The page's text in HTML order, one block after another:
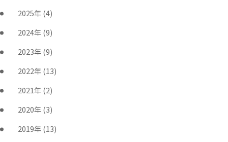
2025年(4)
2024年(9)
2023年(9)
2022年(13)
2021年(2)
2020年(3)
2019年(13)